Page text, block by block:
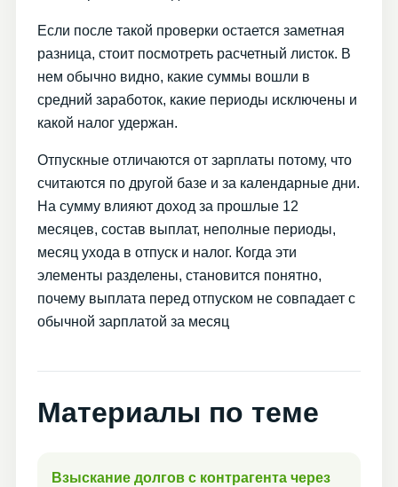
Если после такой проверки остается заметная
разница, стоит посмотреть расчетный листок. В
нем обычно видно, какие суммы вошли в
средний заработок, какие периоды исключены и
какой налог удержан.
Отпускные отличаются от зарплаты потому, что
считаются по другой базе и за календарные дни.
На сумму влияют доход за прошлые 12
месяцев, состав выплат, неполные периоды,
месяц ухода в отпуск и налог. Когда эти
элементы разделены, становится понятно,
почему выплата перед отпуском не совпадает с
обычной зарплатой за месяц
Материалы по теме
Взыскание долгов с контрагента через